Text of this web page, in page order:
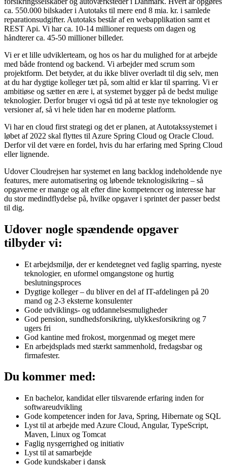
ca. 550.000 bilskader i Autotaks til mere end 8 mia. kr. i samlede
reparationsudgifter. Autotaks består af en webapplikation samt et
REST Api. Vi har ca. 10-14 millioner requests om dagen og
håndterer ca. 45-50 millioner billeder.
Vi er et lille udviklerteam, og hos os har du mulighed for at arbejde
med både frontend og backend. Vi arbejder med scrum som
projektform. Det betyder, at du ikke bliver overladt til dig selv, men
at du har dygtige kolleger tæt på, som altid er klar til sparring. Vi er
ambitiøse og sætter en ære i, at systemet bygger på de bedst mulige
teknologier. Derfor bruger vi også tid på at teste nye teknologier og
versioner af, så vi hele tiden har en moderne platform.
Vi har en cloud first strategi og det er planen, at Autotakssystemet i
løbet af 2022 skal flyttes til Azure Spring Cloud og Oracle Cloud.
Derfor vil det være en fordel, hvis du har erfaring med Spring Cloud
eller lignende.
Udover Cloudrejsen har systemet en lang backlog indeholdende nye
features, mere automatisering og løbende teknologisikring – så
opgaverne er mange og alt efter dine kompetencer og interesse har
du stor medindflydelse på, hvilke opgaver i sprintet der passer bedst
til dig.
Udover nogle spændende opgaver
tilbyder vi:
Et arbejdsmiljø, der er kendetegnet ved faglig sparring, nyeste
teknologier, en uformel omgangstone og hurtig
beslutningsproces
Dygtige kolleger – du bliver en del af IT-afdelingen på 20
mand og 2-3 eksterne konsulenter
Gode udviklings- og uddannelsesmuligheder
God pension, sundhedsforsikring, ulykkesforsikring og 7
ugers fri
God kantine med frokost, morgenmad og meget mere
En arbejdsplads med stærkt sammenhold, fredagsbar og
firmafester.
Du kommer med:
En bachelor, kandidat eller tilsvarende erfaring inden for
softwareudvikling
Gode kompetencer inden for Java, Spring, Hibernate og SQL
Lyst til at arbejde med Azure Cloud, Angular, TypeScript,
Maven, Linux og Tomcat
Faglig nysgerrighed og initiativ
Lyst til at samarbejde
Gode kundskaber i dansk